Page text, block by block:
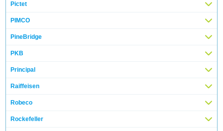
Pictet
PIMCO
PineBridge
PKB
Principal
Raiffeisen
Robeco
Rockefeller